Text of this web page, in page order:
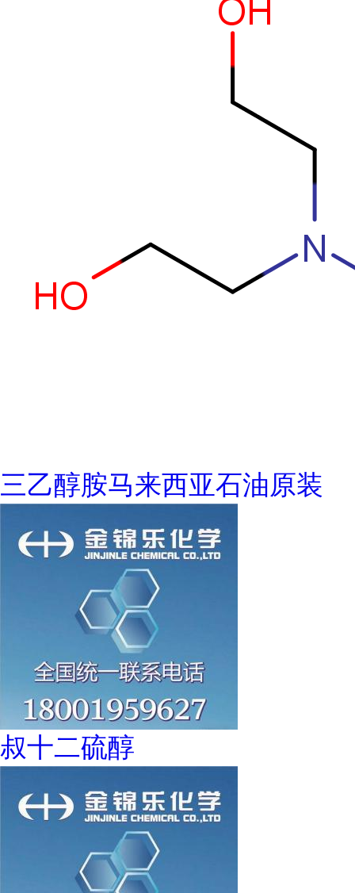
三乙醇胺马来西亚石油原装
叔十二硫醇